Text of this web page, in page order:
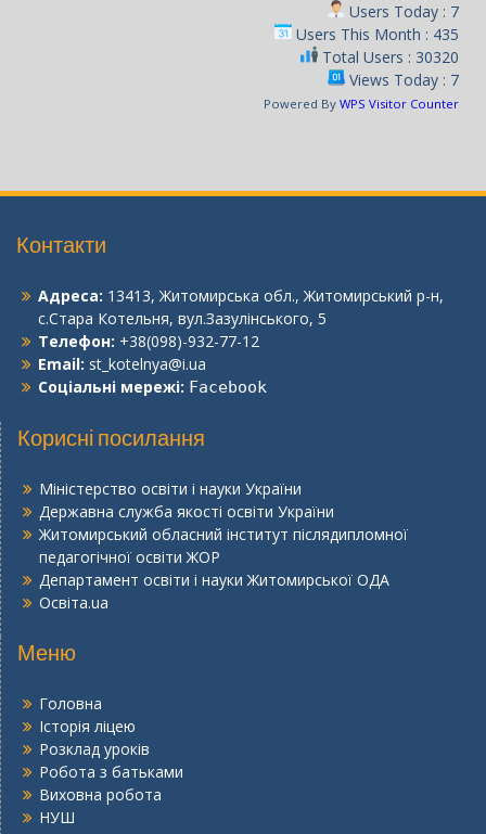
Users Today : 7
Users This Month : 435
Total Users : 30320
Views Today : 7
Powered By WPS Visitor Counter
Контакти
Адреса: 13413, Житомирська обл., Житомирський р-н,
с.Стара Котельня, вул.Зазулінського, 5
Телефон: +38(098)-932-77-12
Email: st_kotelnya@i.ua
Соціальні мережі: Facebook
Корисні посилання
Міністерство освіти і науки України
Державна служба якості освіти України
Житомирський обласний інститут післядипломної
педагогічної освіти ЖОР
Департамент освіти і науки Житомирської ОДА
Освіта.ua
Меню
Головна
Історія ліцею
Розклад уроків
Робота з батьками
Виховна робота
НУШ